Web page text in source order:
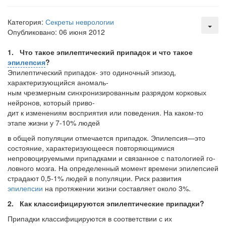
касаются увеличения риска
острой кардиотоксичности и
роста сопутствующих
осложнений от...
Закон о праве родителей находиться с детьми в
реанимации внесен в Госдуму
Соответствующий
законопроект внесен в
палату на
рассмотрение. Суть его
заключается в
нахождении одного из
родителей в
больничной палате
Категория: Секреты неврологии
Опубликовано: 06 июня 2012
1. Что такое эпилептический припадок и что такое
эпилепсия?
Эпилептический припадок- это одиночный эпизод,
характеризующийся аномаль-
ным чрезмерным синхронизированным разрядом корковых
нейронов, который приво-
дит к изменениям восприятия или поведения. На каком-то
этапе жизни у 7-10% людей
в общей популяции отмечается припадок. Эпилепсия—это
состояние, характеризую­щееся повторяющимися
непровоцируемыми припадками и связанное с патологией го­
ловного мозга. На определенный момент времени эпилепсией
страдают 0,5-1% людей в популяции. Риск развития
эпилепсии на протяжении жизни составляет около 3%.
2. Как классифицируются эпилептические припадки?
Припадки классифицируются в соответствии с их